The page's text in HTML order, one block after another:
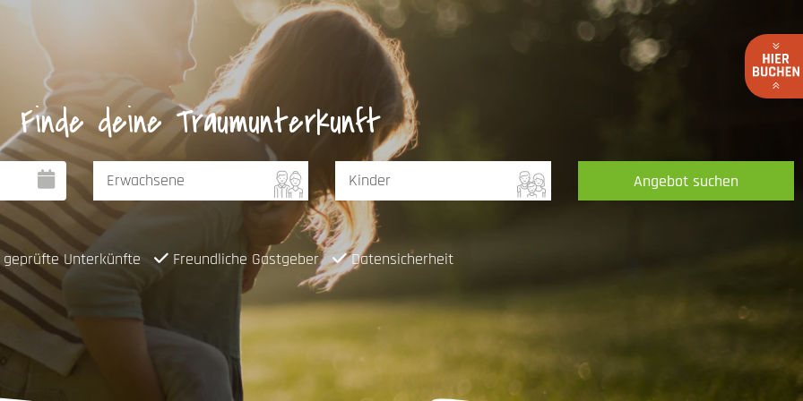
Finde deine Traumunterkunft
Angebot suchen
Unterkünfte Freundliche Gastgeber Datensicherheit